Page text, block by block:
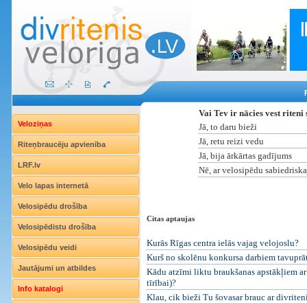
Veloziņas
Riteņbraucēju apvienība
LRF.lv
Velo lapas internetā
Velosipēdu drošība
Velosipēdistu drošība
Velosipēdu veidi
Jautājumi un atbildes
Info katalogi
Vai Tev ir nācies vest
Jā, to daru bieži
Jā, retu reizi vedu
Jā, bija ārkārtas gadījums
Nē, ar velosipēdu
Citas aptaujas
Kurās Rīgas centra ielās vajag velojoslu?
Kurš no skolēnu konkursa darbiem
Kādu atzīmi liktu braukšanas apstākļiem
tīrībai)?
Klau, cik bieži Tu šovasar brauc ar